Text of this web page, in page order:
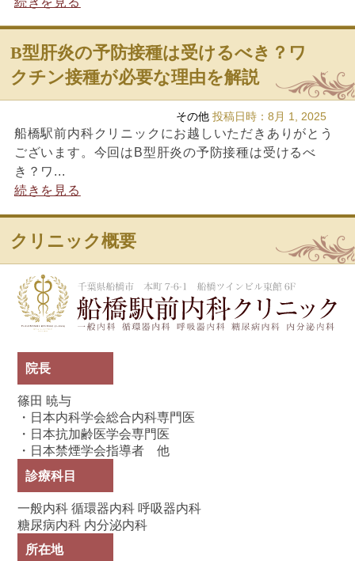
B型肝炎の予防接種は受けるべき？ワ
クチン接種が必要な理由を解説
その他 投稿日時：8月 1, 2025
船橋駅前内科クリニックにお越しいただきありがとう
ございます。今回はB型肝炎の予防接種は受けるべ
き？ワ...
続きを見る
クリニック概要
院長
篠田 暁与
・日本内科学会総合内科専門医
・日本抗加齢医学会専門医
・日本禁煙学会指導者 他
診療科目
一般内科 循環器内科 呼吸器内科
糖尿病内科 内分泌内科
所在地